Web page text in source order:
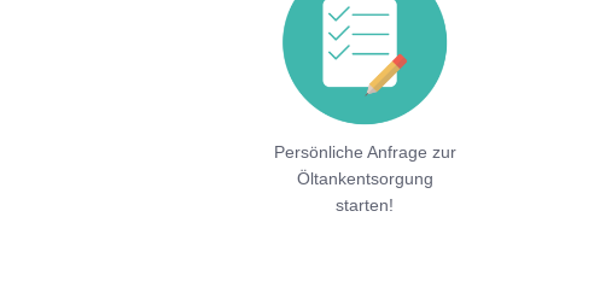
Persönliche Anfrage zur
Öltankentsorgung
starten!